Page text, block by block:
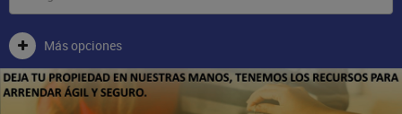
Más opciones